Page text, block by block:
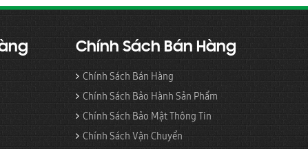
Chính Sách Bán Hàng
Chính Sách Bán Hàng
Chính Sách Bảo Hành Sản Phẩm
Chính Sách Bảo Mật Thông Tin
Chính Sách Vận Chuyển